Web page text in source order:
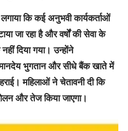
कि कई अनुभवी कार्यकर्ताओं
जा रहा है और वर्षों की सेवा के
दिया गया। उन्होंने
भुगतान और सीधे बैंक खाते में
महिलाओं ने चेतावनी दी कि
और तेज किया जाएगा।